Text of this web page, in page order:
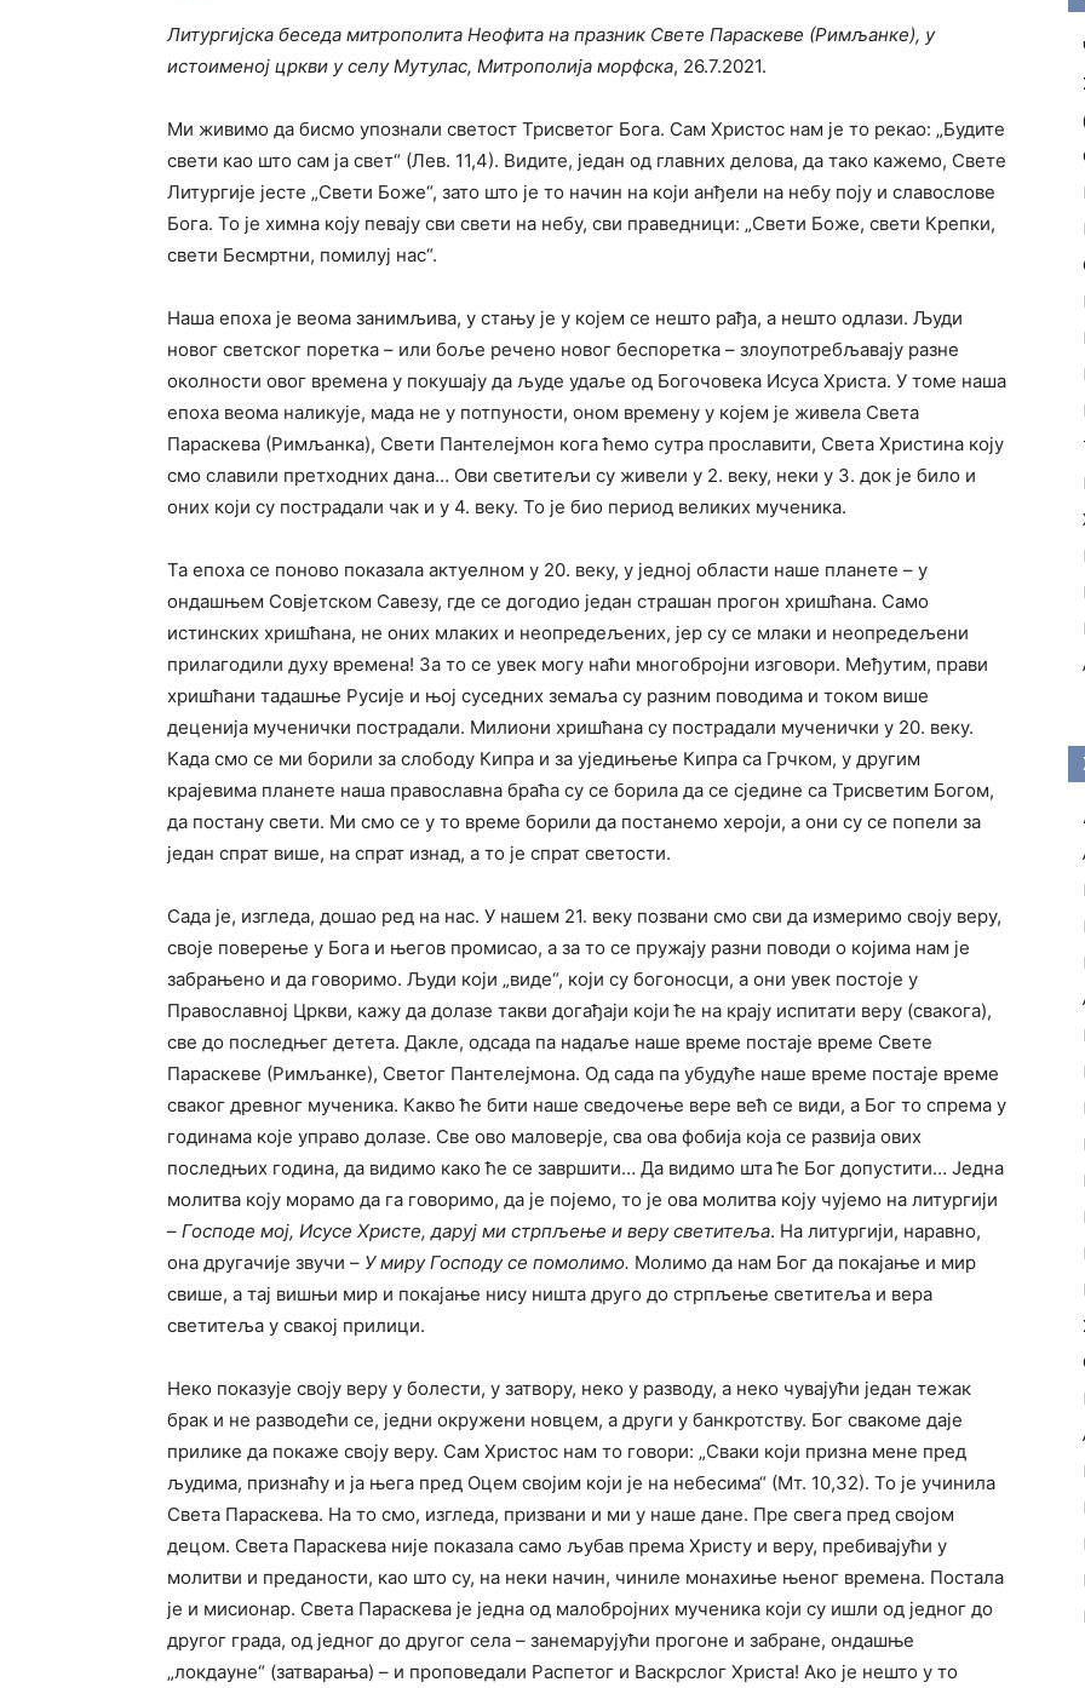
Литургијска беседа митрополита Неофита на празник Свете Параскеве (Римљанке), у
истоименој цркви у селу Мутулас, Митрополија морфска, 26.7.2021.
Ми живимо да бисмо упознали светост Трисветог Бога. Сам Христос нам је то рекао: „Будите
свети као што сам ја свет“ (Лев. 11,4). Видите, један од главних делова, да тако кажемо, Свете
Литургије јесте „Свети Боже“, зато што је то начин на који анђели на небу поју и славослове
Бога. То је химна коју певају сви свети на небу, сви праведници: „Свети Боже, свети Крепки,
свети Бесмртни, помилуј нас“.
Наша епоха је веома занимљива, у стању је у којем се нешто рађа, а нешто одлази. Људи
новог светског поретка – или боље речено новог беспоретка – злоупотребљавају разне
околности овог времена у покушају да људе удаље од Богочовека Исуса Христа. У томе наша
епоха веома наликује, мада не у потпуности, оном времену у којем је живела Света
Параскева (Римљанка), Свети Пантелејмон кога ћемо сутра прославити, Света Христина коју
смо славили претходних дана… Ови светитељи су живели у 2. веку, неки у 3. док је било и
оних који су пострадали чак и у 4. веку. То је био период великих мученика.
Та епоха се поново показала актуелном у 20. веку, у једној области наше планете – у
ондашњем Совјетском Савезу, где се догодио један страшан прогон хришћана. Само
истинских хришћана, не оних млаких и неопредељених, јер су се млаки и неопредељени
прилагодили духу времена! За то се увек могу наћи многобројни изговори. Међутим, прави
хришћани тадашње Русије и њој суседних земаља су разним поводима и током више
деценија мученички пострадали. Милиони хришћана су пострадали мученички у 20. веку.
Када смо се ми борили за слободу Кипра и за уједињење Кипра са Грчком, у другим
крајевима планете наша православна браћа су се борила да се сједине са Трисветим Богом,
да постану свети. Ми смо се у то време борили да постанемо хероји, а они су се попели за
један спрат више, на спрат изнад, а то је спрат светости.
Сада је, изгледа, дошао ред на нас. У нашем 21. веку позвани смо сви да измеримо своју веру,
своје поверење у Бога и његов промисао, а за то се пружају разни поводи о којима нам је
забрањено и да говоримо. Људи који „виде“, који су богоносци, а они увек постоје у
Православној Цркви, кажу да долазе такви догађаји који ће на крају испитати веру (свакога),
све до последњег детета. Дакле, одсада па надаље наше време постаје време Свете
Параскеве (Римљанке), Светог Пантелејмона. Од сада па убудуће наше време постаје време
сваког древног мученика. Какво ће бити наше сведочење вере већ се види, а Бог то спрема у
годинама које управо долазе. Све ово маловерје, сва ова фобија која се развија ових
последњих година, да видимо како ће се завршити… Да видимо шта ће Бог допустити… Једна
молитва коју морамо да га говоримо, да је појемо, то је ова молитва коју чујемо на литургији
– Господе мој, Исусе Христе, даруј ми стрпљење и веру светитеља. На литургији, наравно,
она другачије звучи – У миру Господу се помолимо. Молимо да нам Бог да покајање и мир
свише, а тај вишњи мир и покајање нису ништа друго до стрпљење светитеља и вера
светитеља у свакој прилици.
Неко показује своју веру у болести, у затвору, неко у разводу, а неко чувајући један тежак
брак и не разводећи се, једни окружени новцем, а други у банкротству. Бог свакоме даје
прилике да покаже своју веру. Сам Христос нам то говори: „Сваки који призна мене пред
људима, признаћу и ја њега пред Оцем својим који је на небесима“ (Мт. 10,32). То је учинила
Света Параскева. На то смо, изгледа, призвани и ми у наше дане. Пре свега пред својом
децом. Света Параскева није показала само љубав према Христу и веру, пребивајући у
молитви и преданости, као што су, на неки начин, чиниле монахиње њеног времена. Постала
је и мисионар. Света Параскева је једна од малобројних мученика који су ишли од једног до
другог града, од једног до другог села – занемарујући прогоне и забране, ондашње
„локдауне“ (затварања) – и проповедали Распетог и Васкрслог Христа! Ако је нешто у то